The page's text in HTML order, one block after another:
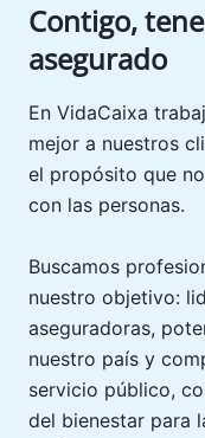
Contigo,
asegurado
En VidaCaixa
mejor a nuestros
el propósito que
con las personas.
Buscamos
nuestro objetivo:
aseguradoras,
nuestro país y
servicio público,
del bienestar para